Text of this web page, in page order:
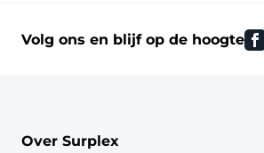
Volg ons en blijf op de hoogte
Over Surplex